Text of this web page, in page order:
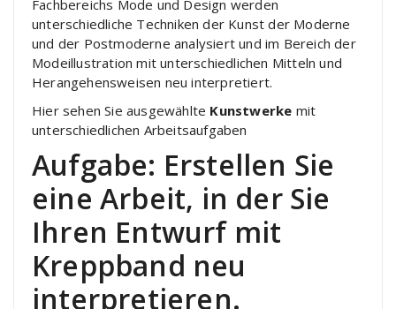
Fachbereichs Mode und Design werden
unterschiedliche Techniken der Kunst der Moderne
und der Postmoderne analysiert und im Bereich der
Modeillustration mit unterschiedlichen Mitteln und
Herangehensweisen neu interpretiert.
Hier sehen Sie ausgewählte Kunstwerke mit
unterschiedlichen Arbeitsaufgaben
Aufgabe: Erstellen Sie
eine Arbeit, in der Sie
Ihren Entwurf mit
Kreppband neu
interpretieren.